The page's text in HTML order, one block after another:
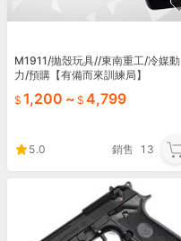
M1911/拋殼玩具//東南重工/冷媒動
力/預購【有備而來訓練局】
1,200 ~ 4,799
5.0 銷售 13